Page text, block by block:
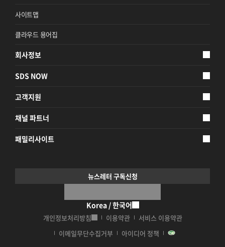
사이트맵
클라우드 용어집
회사정보
SDS NOW
고객지원
채널 파트너
패밀리사이트
뉴스레터 구독신청
Korea / 한국어
개인정보처리방침 이용약관
서비스 이용약관
이메일무단수집거부
아이디어 정책